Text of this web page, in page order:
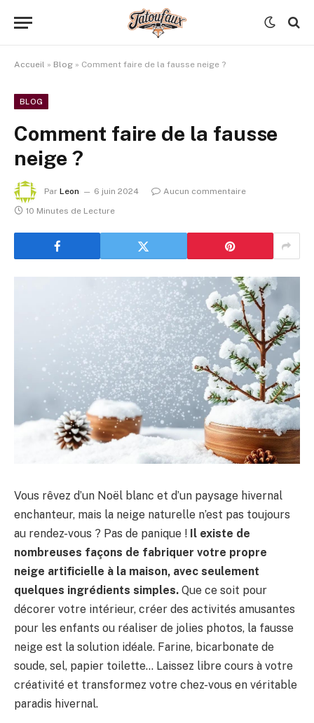
Accueil » Blog » Comment faire de la fausse neige ?
BLOG
Comment faire de la fausse
neige ?
Par Leon 6 juin 2024
Aucun commentaire
10 Minutes de Lecture
Vous rêvez d’un Noël blanc et d’un paysage hivernal
enchanteur, mais la neige naturelle n’est pas toujours
au rendez-vous ? Pas de panique ! Il existe de
nombreuses façons de fabriquer votre propre
neige artificielle à la maison, avec seulement
quelques ingrédients simples. Que ce soit pour
décorer votre intérieur, créer des activités amusantes
pour les enfants ou réaliser de jolies photos, la fausse
neige est la solution idéale. Farine, bicarbonate de
soude, sel, papier toilette… Laissez libre cours à votre
créativité et transformez votre chez-vous en véritable
paradis hivernal.